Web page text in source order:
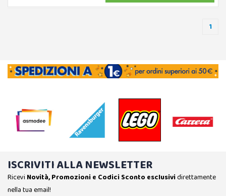
1
ISCRIVITI ALLA NEWSLETTER
Ricevi Novità, Promozioni e Codici Sconto esclusividirettamente
nella tua email!